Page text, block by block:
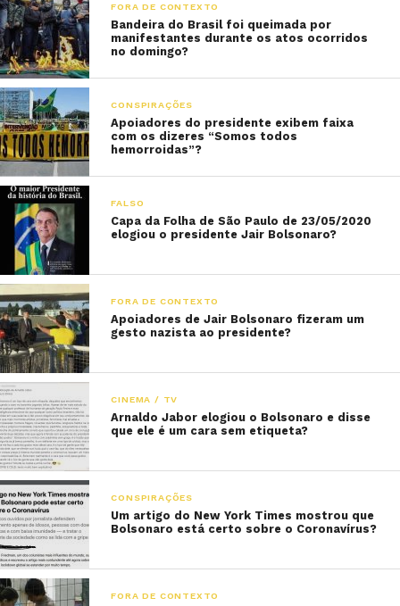
FORA DE CONTEXTO
Bandeira do Brasil foi queimada por
manifestantes durante os atos ocorridos
no domingo?
CONSPIRAÇÕES
Apoiadores do presidente exibem faixa
com os dizeres “Somos todos
hemorroidas”?
FALSO
Capa da Folha de São Paulo de 23/05/2020
elogiou o presidente Jair Bolsonaro?
FORA DE CONTEXTO
Apoiadores de Jair Bolsonaro fizeram um
gesto nazista ao presidente?
CINEMA / TV
Arnaldo Jabor elogiou o Bolsonaro e disse
que ele é um cara sem etiqueta?
CONSPIRAÇÕES
Um artigo do New York Times mostrou que
Bolsonaro está certo sobre o Coronavírus?
FORA DE CONTEXTO